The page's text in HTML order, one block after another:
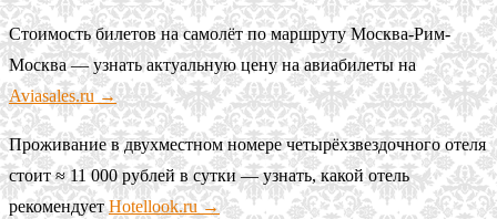
Стоимость билетов на самолёт по маршруту Москва-Рим-
Москва— узнать актуальную цену на авиабилеты на
Aviasales.ru →
Проживание в двухместном номере четырёхзвездочного отеля
стоит ≈ 11 000 рублей в сутки — узнать, какой отель
рекомендуетHotellook.ru →